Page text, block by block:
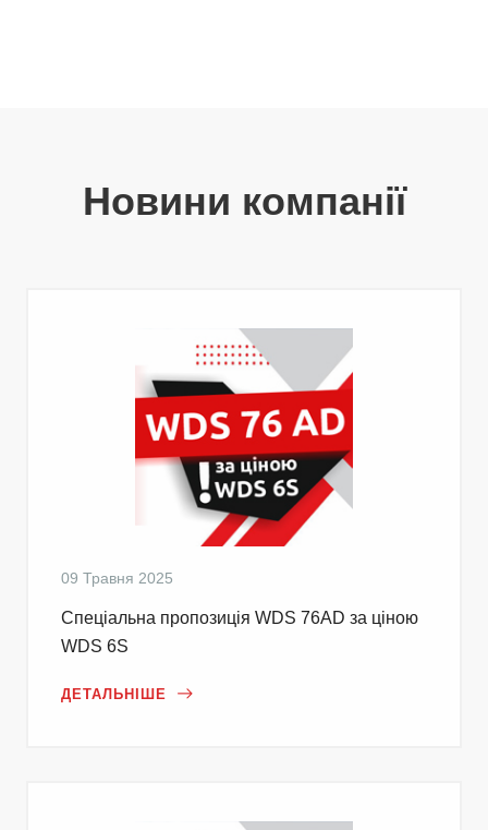
Новини компанії
09 Травня 2025
Cпеціальна пропозиція WDS 76AD за ціною
WDS 6S
ДЕТАЛЬНІШЕ